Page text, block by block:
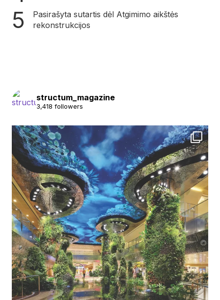
Pasirašyta sutartis dėl Atgimimo aikštės
rekonstrukcijos
structum_magazine
3,418 followers